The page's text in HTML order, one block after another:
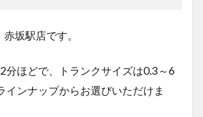
坂駅店です。
分ほどで、トランクサイズは0.3～6
インナップからお選びいただけま